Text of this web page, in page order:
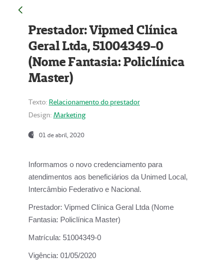
Prestador: Vipmed Clínica
Geral Ltda, 51004349-0
(Nome Fantasia: Policlínica
Master)
Texto: Relacionamento do prestador
Design: Marketing
01 de abril, 2020
Informamos o novo credenciamento para
atendimentos aos beneficiários da Unimed Local,
Intercâmbio Federativo e Nacional.
Prestador: Vipmed Clínica Geral Ltda (Nome
Fantasia: Policlínica Master)
Matrícula: 51004349-0
Vigência: 01/05/2020